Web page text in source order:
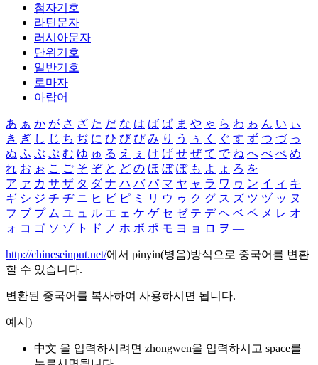
첨자기호
라틴문자
러시아문자
단위기호
일반기호
로마자
아랍어
あ ぁ か が さ ざ た だ な は ば ぱ ま や ゃ ら わ ゎ ん い ぃ
き ぎ し じ ち ぢ に ひ び ぴ み り う ぅ く ぐ す ず つ づ っ
ぬ ふ ぶ ぷ む ゆ ゅ る え ぇ け げ せ ぜ て で ね へ べ ぺ め
れ お ぉ こ ご そ ぞ と ど の ほ ぼ ぽ も よ ょ ろ を
ア ァ カ サ ザ タ ダ ナ ハ バ パ マ ヤ ャ ラ ワ ヮ ン イ ィ キ
ギ シ ジ チ ヂ ニ ヒ ビ ピ ミ リ ウ ゥ ク グ ス ズ ツ ヅ ッ ヌ
フ ブ プ ム ユ ュ ル エ ェ ケ ゲ セ ゼ テ デ ヘ ベ ペ メ レ オ
ォ コ ゴ ソ ゾ ト ド ノ ホ ボ ポ モ ヨ ョ ロ ヲ ―
http://chineseinput.net/에서 pinyin(병음)방식으로 중국어를 변환
할 수 있습니다.
변환된 중국어를 복사하여 사용하시면 됩니다.
예시)
中文 을 입력하시려면 zhongwen을 입력하시고 space를